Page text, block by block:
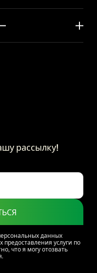
рассылку!
данных
предоставления услуги по
что я могу отозвать